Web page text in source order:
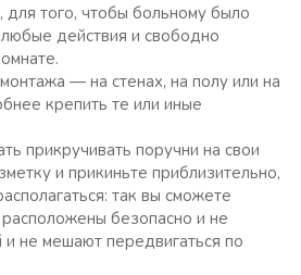
для того, чтобы больному было
действия и свободно
— на стенах, на полу или на
крепить те или иные
прикручивать поручни на свои
и прикиньте приблизительно,
так вы сможете
безопасно и не
не мешают передвигаться по